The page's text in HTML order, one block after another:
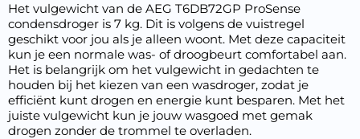
Het vulgewicht van de AEG T6DB72GP ProSense
condensdroger is 7 kg. Dit is volgens de vuistregel
geschikt voor jou als je alleen woont. Met deze capaciteit
kun je een normale was- of droogbeurt comfortabel aan.
Het is belangrijk om het vulgewicht in gedachten te
houden bij het kiezen van een wasdroger, zodat je
efficiënt kunt drogen en energie kunt besparen. Met het
juiste vulgewicht kun je jouw wasgoed met gemak
drogen zonder de trommel te overladen.